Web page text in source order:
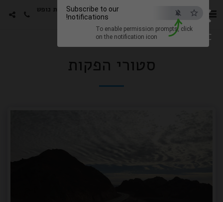
×
ESC
Subscribe to our
notifications!
To enable permission prompts, click
on the notification icon
סטורי הפקות -גימלאים חבילות נופש
עם האמנים האהובים
סטורי הפקות